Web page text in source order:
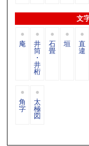
文
庵 井
筒
・
井
桁
石
畳
垣 直
違
角
字
太
極
図